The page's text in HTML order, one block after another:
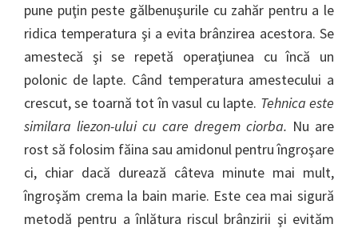
pune puţin peste gălbenuşurile cu zahăr pentru a le
ridica temperatura şi a evita brânzirea acestora. Se
amestecă şi se repetă operaţiunea cu încă un
polonic de lapte. Când temperatura amestecului a
crescut, se toarnă tot în vasul cu lapte. Tehnica este
similara liezon-ului cu care dregem ciorba. Nu are
rost să folosim făina sau amidonul pentru îngroşare
ci, chiar dacă durează câteva minute mai mult,
îngroşăm crema la bain marie. Este cea mai sigură
metodă pentru a înlătura riscul brânzirii şi evităm